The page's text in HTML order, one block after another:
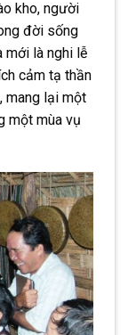
kho, người
đời sống
mới là nghi lễ
cảm tạ thần
mang lại một
một mùa vụ